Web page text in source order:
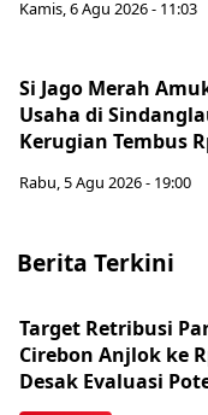
Kamis, 6 Agu 2026 - 11:03
Si Jago Merah
Usaha di
Kerugian Tembus
Rabu, 5 Agu 2026 - 19:00
Berita Terkini
Target Retribusi
Cirebon Anjlok ke
Desak Evaluasi